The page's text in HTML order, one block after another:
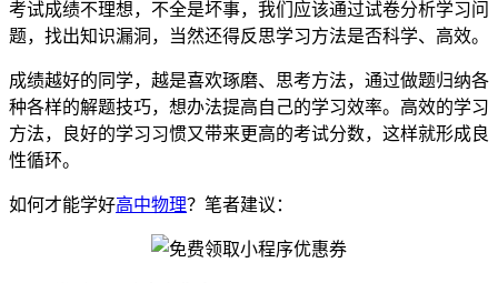
考试成绩不理想，不全是坏事，我们应该通过试卷分析学习问
题，找出知识漏洞，当然还得反思学习方法是否科学、高效。
成绩越好的同学，越是喜欢琢磨、思考方法，通过做题归纳各
种各样的解题技巧，想办法提高自己的学习效率。高效的学习
方法，良好的学习习惯又带来更高的考试分数，这样就形成良
性循环。
如何才能学好高中物理？笔者建议：